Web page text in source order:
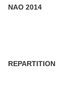
NAO 2014
REPARTITION